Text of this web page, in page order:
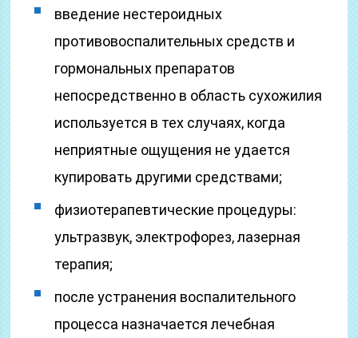
введение нестероидных
противовоспалительных средств и
гормональных препаратов
непосредственно в область сухожилия
используется в тех случаях, когда
неприятные ощущения не удается
купировать другими средствами;
физиотерапевтические процедуры:
ультразвук, электрофорез, лазерная
терапия;
после устранения воспалительного
процесса назначается лечебная